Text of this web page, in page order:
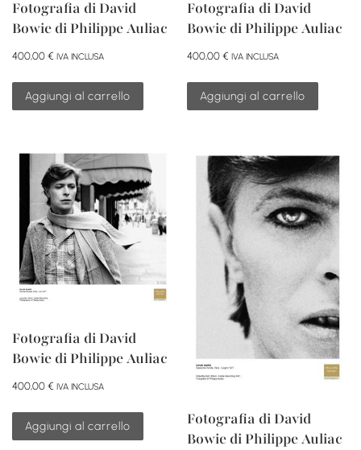
Fotografia di David
Bowie di Philippe Auliac
400,00 € IVA INCLUSA
Aggiungi al carrello
Fotografia di David
Bowie di Philippe Auliac
400,00€ IVA INCLUSA
Aggiungi al carrello
Fotografia di David
Bowie di Philippe Auliac
400,00 € IVA INCLUSA
Aggiungi al carrello
Fotografia di David
Bowie di Philippe Auliac